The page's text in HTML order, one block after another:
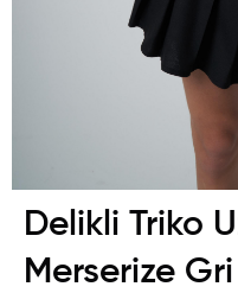
Delikli Triko
Merserize Gri